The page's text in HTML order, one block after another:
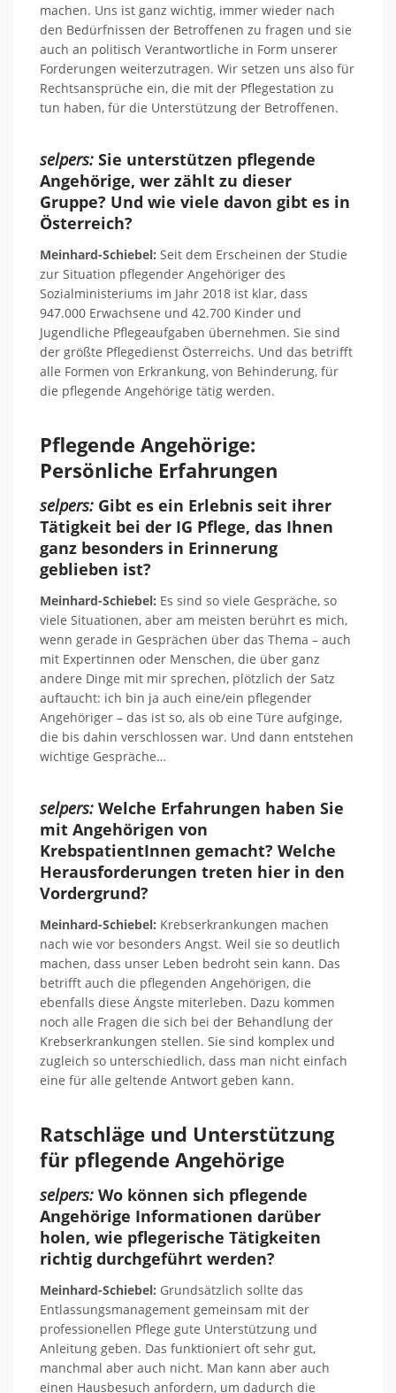
machen. Uns ist ganz wichtig, immer wieder nach
den Bedürfnissen der Betroffenen zu fragen und sie
auch an politisch Verantwortliche in Form unserer
Forderungen weiterzutragen. Wir setzen uns also für
Rechtsansprüche ein, die mit der Pflegestation zu
tun haben, für die Unterstützung der Betroffenen.
selpers: Sie unterstützen pflegende
Angehörige, wer zählt zu dieser
Gruppe? Und wie viele davon gibt es in
Österreich?
Meinhard-Schiebel: Seit dem Erscheinen der Studie
zur Situation pflegender Angehöriger des
Sozialministeriums im Jahr 2018 ist klar, dass
947.000 Erwachsene und 42.700 Kinder und
Jugendliche Pflegeaufgaben übernehmen. Sie sind
der größte Pflegedienst Österreichs. Und das betrifft
alle Formen von Erkrankung, von Behinderung, für
die pflegende Angehörige tätig werden.
Pflegende Angehörige:
Persönliche Erfahrungen
selpers: Gibt es ein Erlebnis seit ihrer
Tätigkeit bei der IG Pflege, das Ihnen
ganz besonders in Erinnerung
geblieben ist?
Meinhard-Schiebel: Es sind so viele Gespräche, so
viele Situationen, aber am meisten berührt es mich,
wenn gerade in Gesprächen über das Thema – auch
mit Expertinnen oder Menschen, die über ganz
andere Dinge mit mir sprechen, plötzlich der Satz
auftaucht: ich bin ja auch eine/ein pflegender
Angehöriger – das ist so, als ob eine Türe aufginge,
die bis dahin verschlossen war. Und dann entstehen
wichtige Gespräche…
selpers: Welche Erfahrungen haben Sie
mit Angehörigen von
KrebspatientInnen gemacht? Welche
Herausforderungen treten hier in den
Vordergrund?
Meinhard-Schiebel: Krebserkrankungen machen
nach wie vor besonders Angst. Weil sie so deutlich
machen, dass unser Leben bedroht sein kann. Das
betrifft auch die pflegenden Angehörigen, die
ebenfalls diese Ängste miterleben. Dazu kommen
noch alle Fragen die sich bei der Behandlung der
Krebserkrankungen stellen. Sie sind komplex und
zugleich so unterschiedlich, dass man nicht einfach
eine für alle geltende Antwort geben kann.
Ratschläge und Unterstützung
für pflegende Angehörige
selpers: Wo können sich pflegende
Angehörige Informationen darüber
holen, wie pflegerische Tätigkeiten
richtig durchgeführt werden?
Meinhard-Schiebel: Grundsätzlich sollte das
Entlassungsmanagement gemeinsam mit der
professionellen Pflege gute Unterstützung und
Anleitung geben. Das funktioniert oft sehr gut,
manchmal aber auch nicht. Man kann aber auch
einen Hausbesuch anfordern, um dadurch die